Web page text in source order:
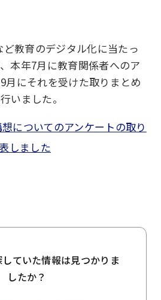
ど教育のデジタル化に当たっ
本年7月に教育関係者へのア
月にそれを受けた取りまとめ
いました。
についてのアンケートの取り
しました
ていた情報は見つかりま
したか？